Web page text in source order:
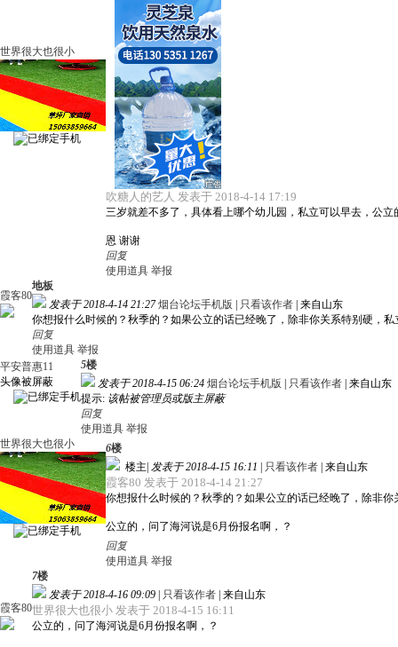
世界很大也很小
吹糖人的艺人 发表于 2018-4-14 17:19
三岁就差不多了，具体看上哪个幼儿园，私立可以早去，公立
恩 谢谢
回复
使用道具 举报
霞客80
地板
发表于 2018-4-14 21:27 烟台论坛手机版 只看该作者 来自山东
你想报什么时候的？秋季的？如果公立的话已经晚了，除非你关系特别硬，
回复
使用道具 举报
平安普惠11
头像被屏蔽
5楼
发表于 2018-4-15 06:24 烟台论坛手机版 只看该作者 来自山东
提示: 该帖被管理员或版主屏蔽
回复
使用道具 举报
世界很大也很小
6楼
楼主 发表于 2018-4-15 16:11 只看该作者 来自山东
霞客80 发表于 2018-4-14 21:27
你想报什么时候的？秋季的？如果公立的话已经晚了，除非
公立的，问了海河说是6月份报名啊，？
回复
使用道具 举报
霞客80
7楼
发表于 2018-4-16 09:09
只看该作者 来自山东
世界很大也很小 发表于 2018-4-15 16:11
公立的，问了海河说是6月份报名啊，？